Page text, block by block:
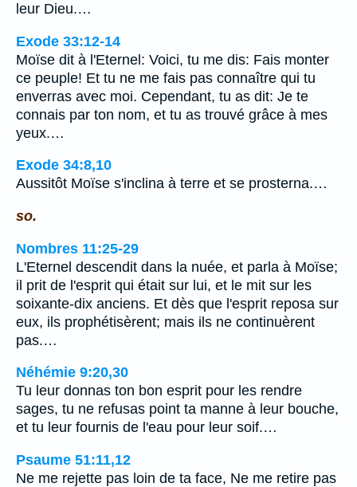
leur Dieu.…
Exode 33:12-14
Moïse dit à l'Eternel: Voici, tu me dis: Fais monter
ce peuple! Et tu ne me fais pas connaître qui tu
enverras avec moi. Cependant, tu as dit: Je te
connais par ton nom, et tu as trouvé grâce à mes
yeux.…
Exode 34:8,10
Aussitôt Moïse s'inclina à terre et se prosterna.…
so.
Nombres 11:25-29
L'Eternel descendit dans la nuée, et parla à Moïse;
il prit de l'esprit qui était sur lui, et le mit sur les
soixante-dix anciens. Et dès que l'esprit reposa sur
eux, ils prophétisèrent; mais ils ne continuèrent
pas.…
Néhémie 9:20,30
Tu leur donnas ton bon esprit pour les rendre
sages, tu ne refusas point ta manne à leur bouche,
et tu leur fournis de l'eau pour leur soif.…
Psaume 51:11,12
Ne me rejette pas loin de ta face, Ne me retire pas